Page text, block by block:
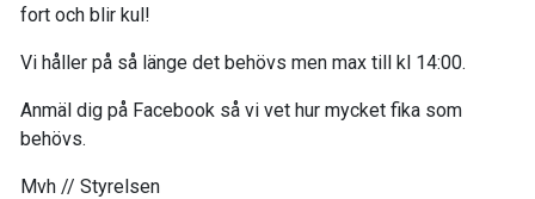
fort och blir kul!
Vi håller på så länge det behövs men max till kl 14:00.
Anmäl dig på Facebook så vi vet hur mycket fika som
behövs.
Mvh // Styrelsen